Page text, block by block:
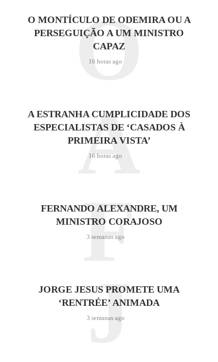
O MONTÍCULO DE ODEMIRA OU A
PERSEGUIÇÃO A UM MINISTRO
CAPAZ
16 horas ago
O
A ESTRANHA CUMPLICIDADE DOS
ESPECIALISTAS DE ‘CASADOS À
PRIMEIRA VISTA’
16 horas ago
A
FERNANDO ALEXANDRE, UM
MINISTRO CORAJOSO
3 semanas ago
F
JORGE JESUS PROMETE UMA
‘RENTRÉE’ ANIMADA
3 semanas ago
J